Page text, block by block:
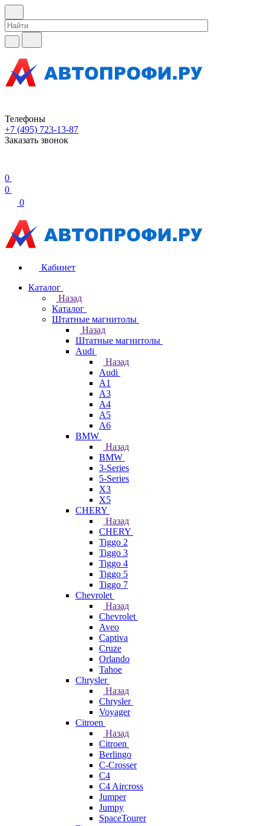
Телефоны
+7 (495) 723-13-87
Заказать звонок
0
0
0
Кабинет
Каталог
Назад
Каталог
Штатные магнитолы
Назад
Штатные магнитолы
Audi
Назад
Audi
A1
A3
A4
A5
A6
BMW
Назад
BMW
3-Series
5-Series
X3
X5
CHERY
Назад
CHERY
Tiggo 2
Tiggo 3
Tiggo 4
Tiggo 5
Tiggo 7
Chevrolet
Назад
Chevrolet
Aveo
Captiva
Cruze
Orlando
Tahoe
Chrysler
Назад
Chrysler
Voyager
Citroen
Назад
Citroen
Berlingo
C-Crosser
C4
C4 Aircross
Jumper
Jumpy
SpaceTourer